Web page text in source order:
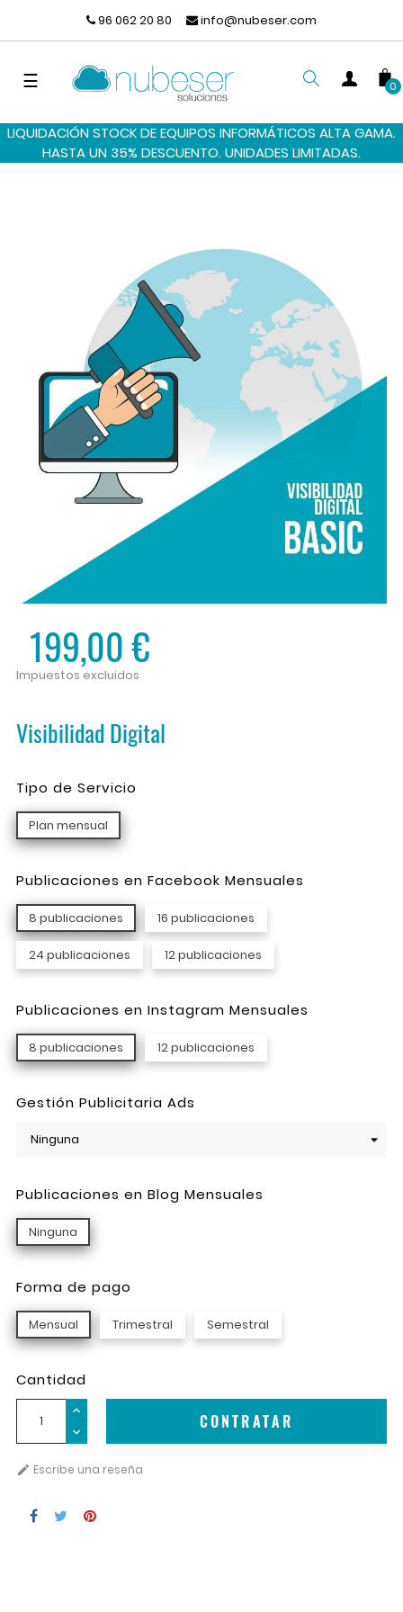
96 062 20 80 info@nubeser.com
Navegación
☰
BUSCAR
0
LIQUIDACIÓN STOCK DE EQUIPOS INFORMÁTICOS ALTA GAMA.
HASTA UN 35% DESCUENTO. UNIDADES LIMITADAS.
199,00 €
Impuestos excluidos
Visibilidad Digital
Tipo de Servicio
Plan mensual
Publicaciones en Facebook Mensuales
8 publicaciones 16 publicaciones
24 publicaciones 12 publicaciones
Publicaciones en Instagram Mensuales
8 publicaciones 12 publicaciones
Gestión Publicitaria Ads
Publicaciones en Blog Mensuales
Ninguna
Forma de pago
Mensual Trimestral Semestral
Cantidad
CONTRATAR
 Escribe una reseña